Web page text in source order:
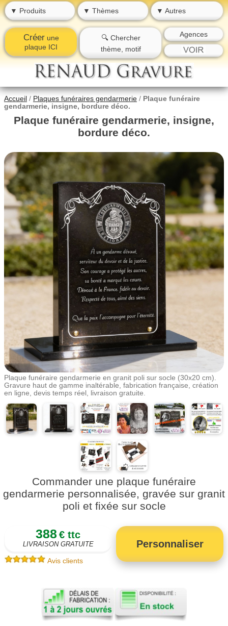
▼ Produits ▼ Thèmes ▼ Autres
Créerune
plaque ICI
🔍 Chercher
thème, motif
Agences
Accueil / Plaques funéraires gendarmerie / Plaque funéraire
gendarmerie, insigne, bordure déco.
Plaque funéraire gendarmerie, insigne,
bordure déco.
Plaque funéraire gendarmerie en granit poli sur socle (30x20 cm).
Gravure haut de gamme inaltérable, fabrication française, création
en ligne, devis temps réel, livraison gratuite.
Commander une plaque funéraire
gendarmerie personnalisée, gravée sur granit
poli et fixée sur socle
388€ ttc
LIVRAISON GRATUITE Personnaliser
Avis clients